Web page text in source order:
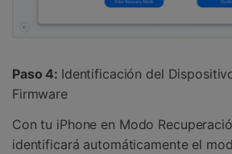
Paso 4: Identificación del
Firmware
Con tu iPhone en Modo
identificará automáticamente el